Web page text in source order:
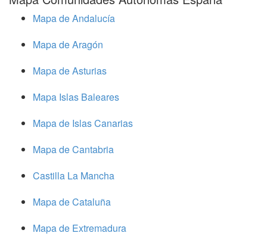
Mapa de Andalucía
Mapa de Aragón
Mapa de Asturias
Mapa Islas Baleares
Mapa de Islas Canarias
Mapa de Cantabria
Castilla La Mancha
Mapa de Cataluña
Mapa de Extremadura